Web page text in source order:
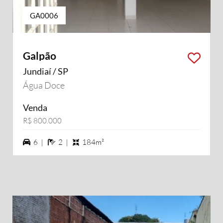
GA0006
Galpão
Jundiaí / SP
Água Doce
Venda
R$ 800.000
6 vagas na garagem
6 | 2 banheiros
2 | 184m²